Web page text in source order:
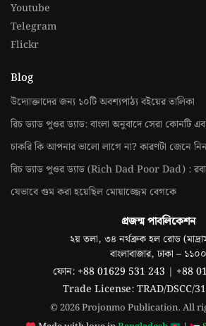
Youtube
Telegram
Flickr
Blog
উদ্যোক্তাদের জন্য ১০টি অবশ্যপাঠ্য বইয়ের তালিকা
রিচ ড্যাড পুওর ড্যাড: বাংলা অনুবাদে সেরা কোনটি
চাকরি কি আপনার ভালো লাগে না? কারণটা জেনে
রিচ ড্যাড পুওর ড্যাড (Rich Dad Poor Dad) :
যেভাবে গুম করা হয়েছিল মোয়াজ্জেম বেগকে
প্রজন্ম পাবলিকেশন
২য় তলা, ৩৪ নর্থব্রুক হল রোড
বাংলাবাজার, ঢাকা – ১১০০
ফোন: +88 01629 531 243 | +88
Trade License: TRAD/DSCC/
© 2026 Projonmo Publication. All